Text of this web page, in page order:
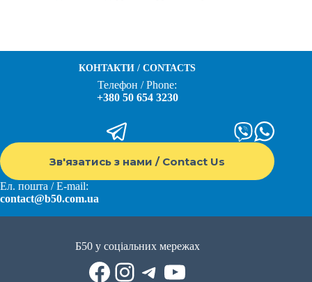
КОНТАКТИ / CONTACTS
Телефон / Phone:
+380 50 654 3230
Зв'язатись з нами / Contact Us
Ел. пошта / E-mail:
contact@b50.com.ua
Б50 у соціальних мережах
Facebook
Instagram
Telegram
YouTube